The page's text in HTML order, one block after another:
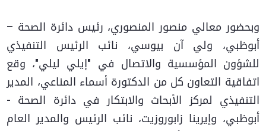
وبحضور معالي منصور المنصوري، رئيس دائرة الصحة –
أبوظبي، ولي آن بيوسي، نائب الرئيس التنفيذي
للشؤون المؤسسية والاتصال في "إيلي ليلي"، وقع
اتفاقية التعاون كل من الدكتورة أسماء المناعي، المدير
التنفيذي لمركز الأبحاث والابتكار في دائرة الصحة -
أبوظبي، وإيرينا زابوروزيت، نائب الرئيس والمدير العام